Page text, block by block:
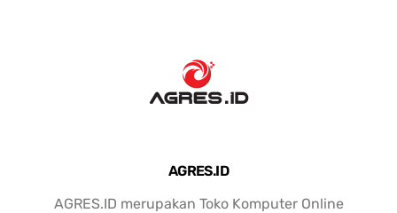
AGRES.ID
AGRES.ID merupakan Toko Komputer Online